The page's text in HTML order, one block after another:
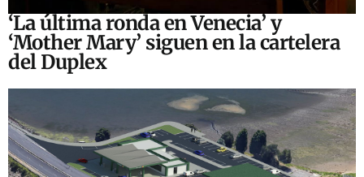
‘La última ronda en Venecia’ y
‘Mother Mary’ siguen en la cartelera
del Duplex